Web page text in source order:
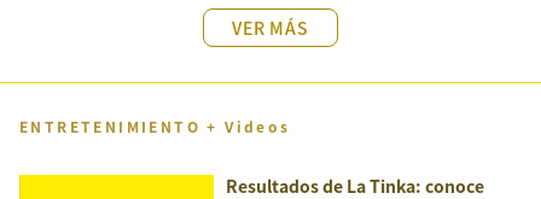
VER MÁS
ENTRETENIMIENTO + Videos
Resultados de La Tinka: conoce